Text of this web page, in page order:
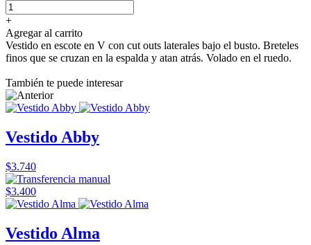
+
Agregar al carrito
Vestido en escote en V con cut outs laterales bajo el busto. Breteles
finos que se cruzan en la espalda y atan atrás. Volado en el ruedo.
También te puede interesar
Vestido Abby
$3.740
$3.400
Vestido Alma